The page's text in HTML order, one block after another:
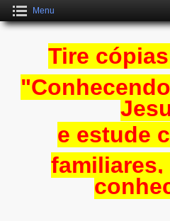
Menu
Tire
e estude
familiares,